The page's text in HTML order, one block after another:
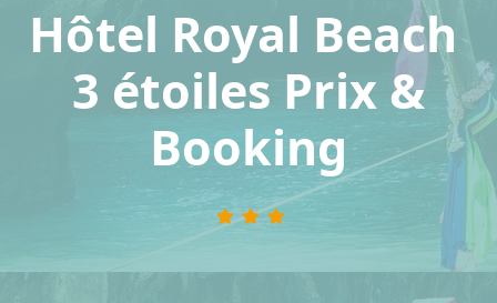
Hôtel Royal Beach
3 étoiles Prix &
Booking